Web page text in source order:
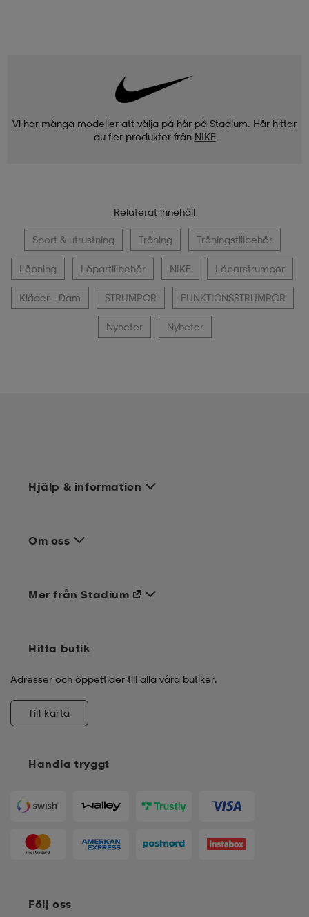
Vi har många modeller att välja på här på Stadium. Här hittar
du fler produkter från NIKE
Relaterat innehåll
Sport & utrustning Träning Träningstillbehör
Löpning Löpartillbehör NIKE Löparstrumpor
Kläder - Dam STRUMPOR FUNKTIONSSTRUMPOR
Nyheter Nyheter
Hjälp & information
Om oss
Handla tryggt
Mer från Stadium
Hitta butik
Adresser och öppettider till alla våra butiker.
Till karta
Följ oss